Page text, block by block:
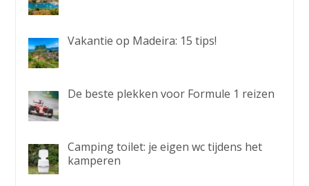
Vakantie op Madeira: 15 tips!
De beste plekken voor Formule 1 reizen
Camping toilet: je eigen wc tijdens het
kamperen